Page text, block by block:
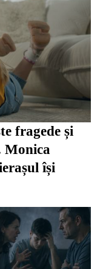
fragede și
Monica
își